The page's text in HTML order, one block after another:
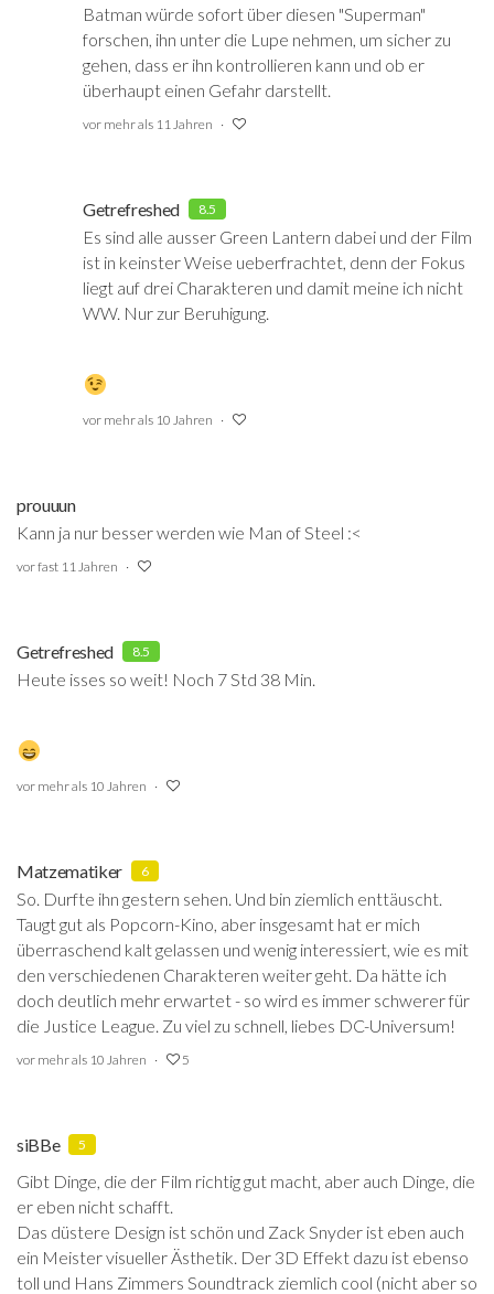
Batman würde sofort über diesen "Superman"
forschen, ihn unter die Lupe nehmen, um sicher zu
gehen, dass er ihn kontrollieren kann und ob er
überhaupt einen Gefahr darstellt.
vor mehr als 11 Jahren
Getrefreshed 8.5
Es sind alle ausser Green Lantern dabei und der Film
ist in keinster Weise ueberfrachtet, denn der Fokus
liegt auf drei Charakteren und damit meine ich nicht
WW. Nur zur Beruhigung.
vor mehr als 10 Jahren
prouuun
Kann ja nur besser werden wie Man of Steel :<
vor fast 11 Jahren
Getrefreshed 8.5
Heute isses so weit! Noch 7 Std 38 Min.
vor mehr als 10 Jahren
Matzematiker 6
So. Durfte ihn gestern sehen. Und bin ziemlich enttäuscht.
Taugt gut als Popcorn-Kino, aber insgesamt hat er mich
überraschend kalt gelassen und wenig interessiert, wie es mit
den verschiedenen Charakteren weiter geht. Da hätte ich
doch deutlich mehr erwartet - so wird es immer schwerer für
die Justice League. Zu viel zu schnell, liebes DC-Universum!
vor mehr als 10 Jahren 5
siBBe 5
Gibt Dinge, die der Film richtig gut macht, aber auch Dinge, die
er eben nicht schafft.
Das düstere Design ist schön und Zack Snyder ist eben auch
ein Meister visueller Ästhetik. Der 3D Effekt dazu ist ebenso
toll und Hans Zimmers Soundtrack ziemlich cool (nicht aber so